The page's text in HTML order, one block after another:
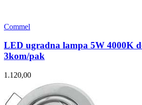
Commel
LED ugradna lampa 5W 4000K
3kom/pak
1.120,00